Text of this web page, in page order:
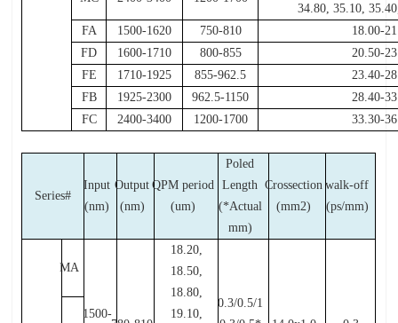
34.80, 35.10,
FA
1500-1620 750-810
18.00-
FD
1600-1710 800-855
20.50-
FE
1710-1925 855-962.5
23.40-
FB
1925-2300 962.5-1150
28.40-
FC
2400-3400 1200-1700 33.30-
Series#
Input
(nm)
Output
(nm)
QPM period
(um)
Poled
Length
(*Actual
mm)
Crossection
(mm2)
walk-off
(ps/mm)
MA
1500-
18.20,
18.50,
18.80,
19.10,
0.3/0.5/1